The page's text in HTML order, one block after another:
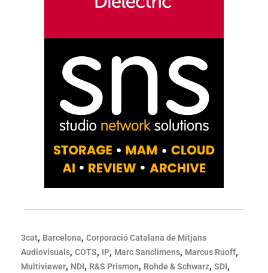
3cat, Barcelona, Corporació Catalana de Mitjans
Audiovisuals, COTS, IP, Marc Sanclimens, Marcus Ruoff,
Multiviewer, NDI, R&S Prismon, Rohde & Schwarz, SDI,